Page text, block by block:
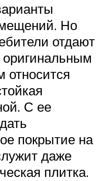
Но
отдают
оригинальным
относится
С ее
покрытие на
даже
плитка.